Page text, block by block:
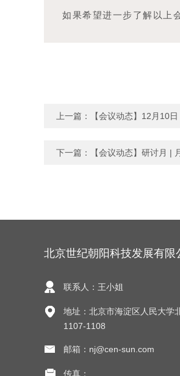
如果希望进一步了解以上
上一篇： 【会议动态】12月10
下一篇： 【会议动态】研讨月 |
北京世纪朝阳科技发展有限
联系人：王小姐
地址：北京市海淀区人民大学
1107-1108
邮箱：nj@cen-sun.com
传真：